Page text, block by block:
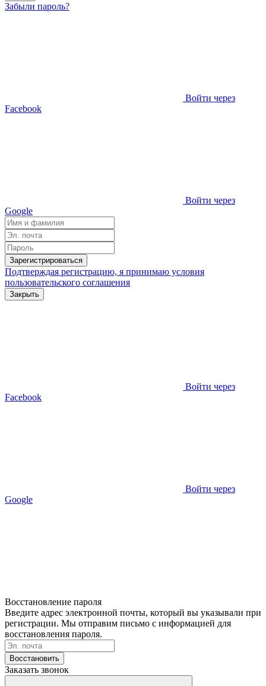
Забыли пароль?
Войти через
Facebook
Войти через
Google
Зарегистрироваться
Подтверждая регистрацию, я принимаю условия
пользовательского соглашения
Закрыть
Войти через
Facebook
Войти через
Google
Восстановление пароля
Введите адрес электронной почты, который вы указывали при
регистрации. Мы отправим письмо с информацией для
восстановления пароля.
Восстановить
Заказать звонок